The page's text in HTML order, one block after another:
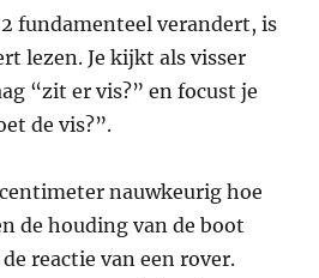
2 fundamenteel verandert, is
lezen. Je kijkt als visser
“zit er vis?” en focust je
de vis?”.
nauwkeurig hoe
de houding van de boot
reactie van een rover.